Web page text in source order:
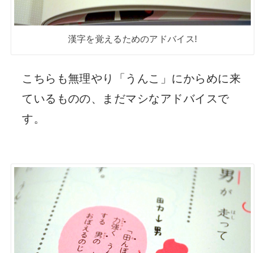
漢字を覚えるためのアドバイス!
こちらも無理やり「うんこ」にからめに来
ているものの、まだマシなアドバイスで
す。